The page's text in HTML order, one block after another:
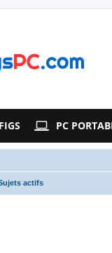
PC
actifs